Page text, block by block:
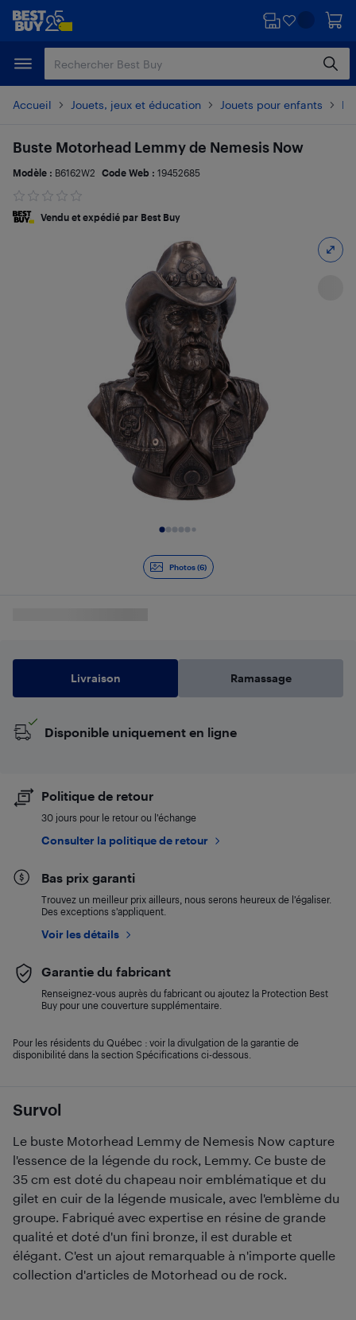
Passer
principal
Passer
Accueil Jouets, jeux et éducation Jouets pour enfants
Photos (6)
Survol
Le buste Motorhead Lemmy de Nemesis Now capture
l'essence de la légende du rock, Lemmy. Ce buste de
35 cm est doté du chapeau noir emblématique et du
gilet en cuir de la légende musicale, avec l'emblème du
groupe. Fabriqué avec expertise en résine de grande
qualité et doté d'un fini bronze, il est durable et
élégant. C'est un ajout remarquable à n'importe quelle
collection d'articles de Motorhead ou de rock.
Buste Motorhead Lemmy de Nemesis Now
Modèle : B6162W2 Code Web : 19452685
Vendu et expédié par Best Buy
Livraison Ramassage
Disponible uniquement en ligne
Politique de retour
30 jours pour le retour ou l’échange
Consulter la politique de retour
Bas prix garanti
Trouvez un meilleur prix ailleurs, nous serons heureux de l’égaliser.
Des exceptions s’appliquent.
Voir les détails
Garantie du fabricant
Renseignez-vous auprès du fabricant ou ajoutez la Protection Best
Buy pour une couverture supplémentaire.
Pour les résidents du Québec : voir la divulgation de la garantie de
disponibilité dans la section Spécifications ci-dessous.